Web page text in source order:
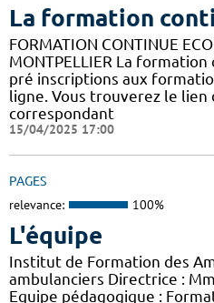
La formation
FORMATION CONTINUE
MONTPELLIER La
pré inscriptions aux
ligne. Vous trouverez le lien
correspondant
15/04/2025 17:00
PAGES
relevance: 100%
L'équipe
Institut de Formation des
ambulanciers Directrice :
Equipe pédagogique :